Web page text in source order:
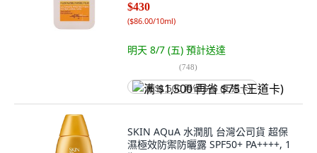
$430
($86.00/10ml)
明天 8/7 (五) 預計送達
(748)
满 $1,500 再省 $75 (王道卡)
SKIN AQuA 水潤肌 台灣公司貨 超保
濕極效防禦防曬露 SPF50+ PA++++, 1